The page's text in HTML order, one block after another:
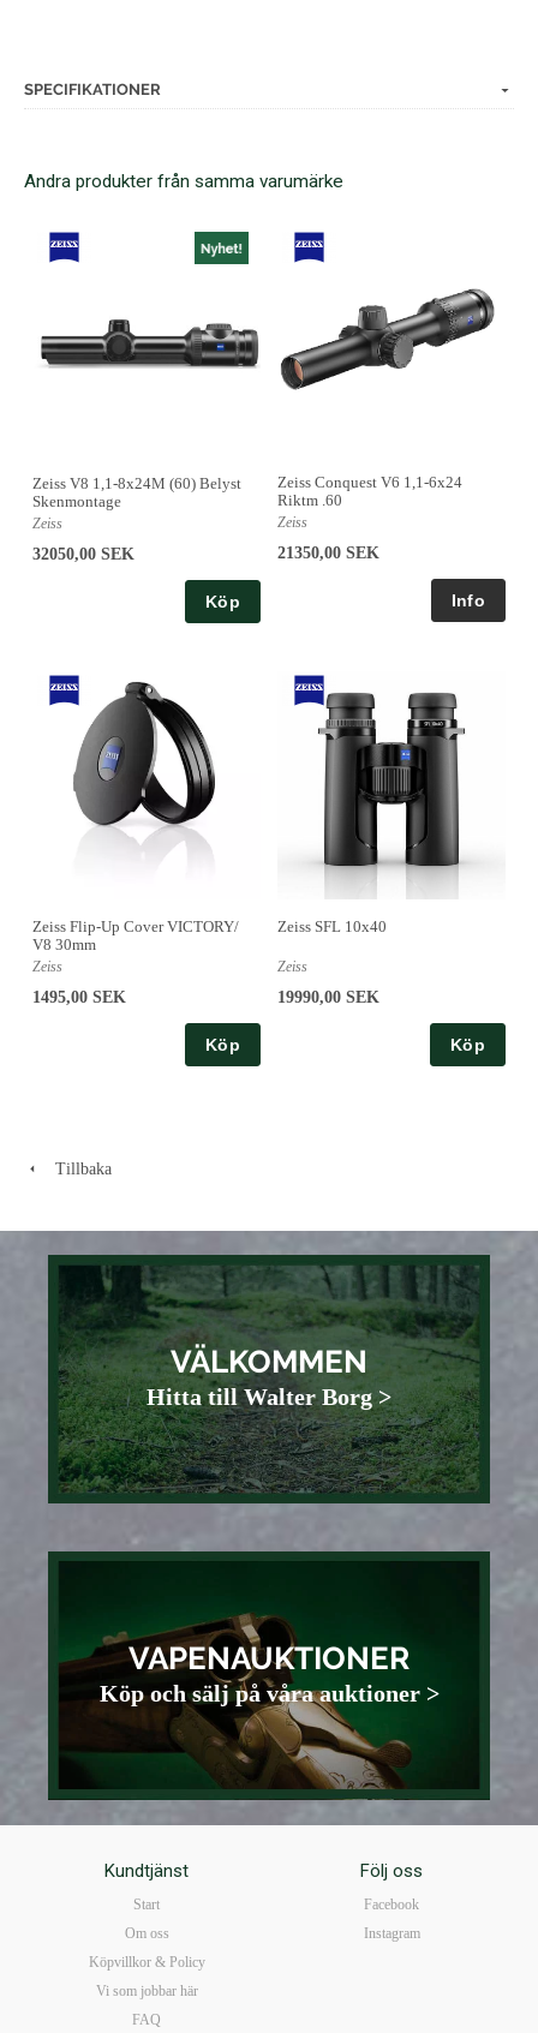
SPECIFIKATIONER
Andra produkter från samma varumärke
Zeiss V8 1,1-8x24M (60) Belyst
Skenmontage
Zeiss
32050,00 SEK
Köp
Zeiss Conquest V6 1,1-6x24
Riktm .60
Zeiss
21350,00 SEK
Zeiss Flip-Up Cover VICTORY/
V8 30mm
Zeiss
1495,00 SEK
Köp
Zeiss SFL 10x40
Zeiss
19990,00 SEK
Köp
Tillbaka
VÄLKOMMEN
Hitta till Walter Borg >
VAPENAUKTIONER
Köp och sälj på våra auktioner >
Kundtjänst
Start
Om oss
Köpvillkor & Policy
Vi som jobbar här
FAQ
Följ oss
Facebook
Instagram